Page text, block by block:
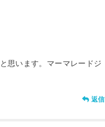
思います。マーマレードジ
返信